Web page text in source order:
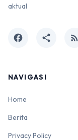
aktual
facebook share rss_feed
NAVIGASI
Home
Berita
Privacy Policy